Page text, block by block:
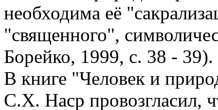
необходима её
"священного",
Борейко, 1999, с. 38 - 39).
В книге "Человек и
С.Х. Наср провозгласил,